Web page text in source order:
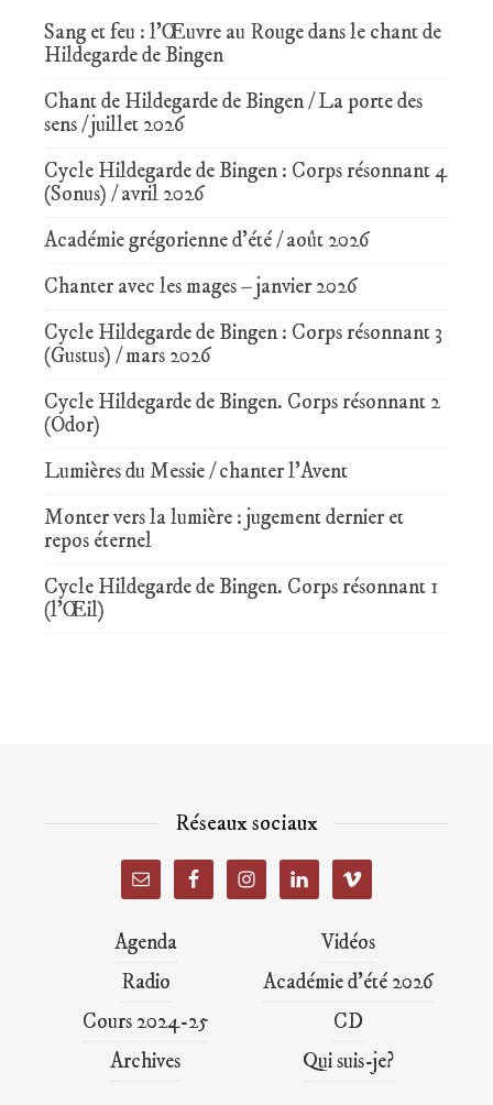
Sang et feu : l’Œuvre au Rouge dans le chant de
Hildegarde de Bingen
Chant de Hildegarde de Bingen / La porte des
sens / juillet 2026
Cycle Hildegarde de Bingen : Corps résonnant 4
(Sonus) / avril 2026
Académie grégorienne d’été / août 2026
Chanter avec les mages – janvier 2026
Cycle Hildegarde de Bingen : Corps résonnant 3
(Gustus) / mars 2026
Cycle Hildegarde de Bingen. Corps résonnant 2
(Odor)
Lumières du Messie / chanter l’Avent
Monter vers la lumière : jugement dernier et
repos éternel
Cycle Hildegarde de Bingen. Corps résonnant 1
(l’Œil)
Réseaux sociaux
Agenda
Vidéos
Radio
Académie d’été 2026
Cours 2024-25
CD
Archives
Qui suis-je?